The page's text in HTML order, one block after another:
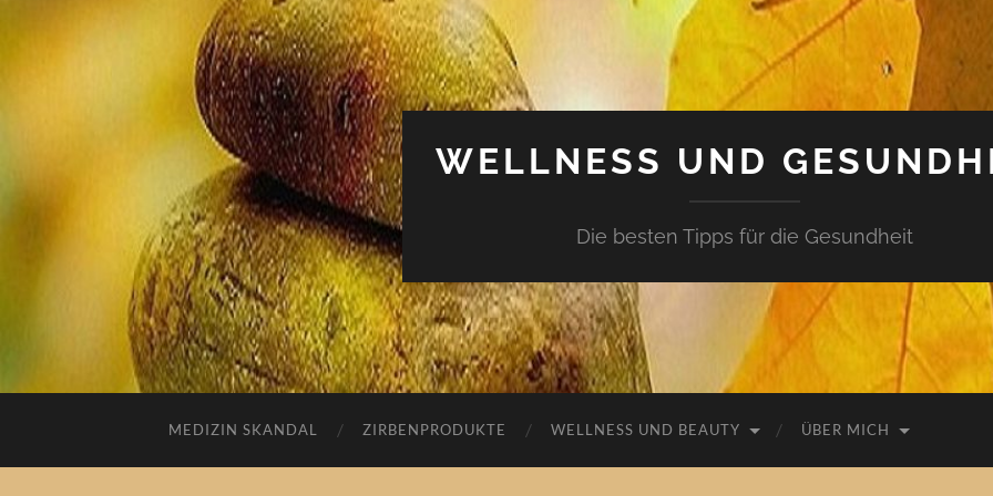
WELLNESS UND
Die besten Tipps für die Gesundheit
MEDIZIN SKANDAL ZIRBENPRODUKTE WELLNESS UND BEAUTY ÜBER MICH